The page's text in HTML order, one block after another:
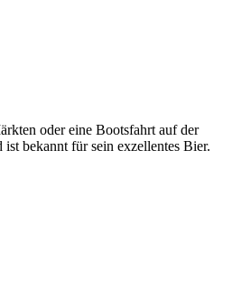
oder eine Bootsfahrt auf der
bekannt für sein exzellentes Bier.